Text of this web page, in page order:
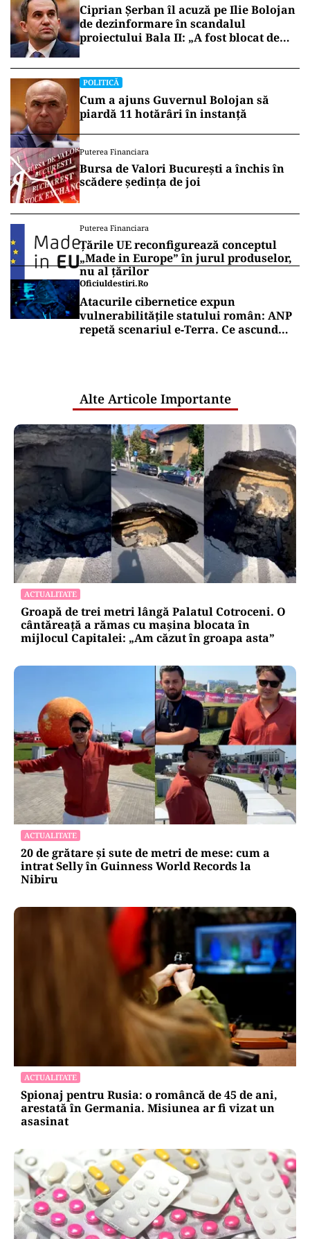
fostul șef la CIA sau fostul Comandant al
Forțelor NATO în Europa, Generalul (rez) Phillip
Breedlove.
Vrei să fii mereu la curent cu toate știrile? Urmărește
Puterea.ro și pe canalul de WhatsApp
Ciprian Șerban îl acuză pe Ilie Bolojan
de dezinformare în scandalul
proiectului Bala II: „A fost blocat de
Comisia Europeană, nu abandonat”
POLITICĂ
Cum a ajuns Guvernul Bolojan să
piardă 11 hotărâri în instanță
Puterea Financiara
Țările UE reconfigurează conceptul
„Made in Europe” în jurul produselor,
nu al țărilor
Oficiuldestiri.ro
Atacurile cibernetice expun
vulnerabilitățile statului român: ANP
repetă scenariul e‑Terra. Ce ascund
comunicările oficiale și cine răspunde
pentru mentenanța IT a instituțiilor
publice
Alte Articole Importante
ACTUALITATE
Groapă de trei metri lângă Palatul Cotroceni. O
cântăreață a rămas cu mașina blocata în
mijlocul Capitalei: „Am căzut în groapa asta”
20 de grătare și sute de metri de mese: cum a
intrat Selly în Guinness World Records la
Nibiru